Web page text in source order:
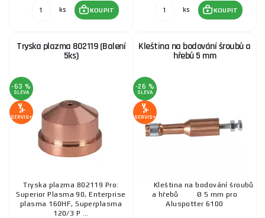
ks KOUPIT ks KOUPIT
Tryska plazma 802119 (Balení
5ks)
-63 %
SLEVA
SERVIS+
Tryska plazma 802119 Pro:
Superior Plasma 90, Enterprise
plasma 160HF, Superplasma
120/3 P ...
Kleština na bodování šroubů a
hřebů 5 mm
-26 %
SLEVA
SERVIS+
Kleština na bodování šroubů
a hřebů Ø 5 mm pro
Aluspotter 6100